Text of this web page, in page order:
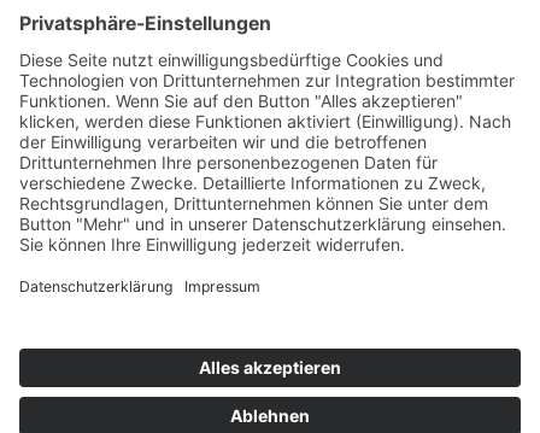
Geschäftsmodelle
›Vorstandswechsel Westenergie: Böddeling übernimmt
befristet
›Wasserstoff-Hochlauf: Dialog, Infrastruktur und
konkrete Schritte
›Solaranlage Regenbogenfarben: FC St. Pauli und
LichtBlick installieren erste weltweite Anlage
Jetzt an der STUDIE360 teilnehmen
Wir möchten Transparenz mit einheitlichen Kriterien
kostenlose Teilnahme wichtig. Die Ergebnisse werden
umgehend nach Teilnahme und Auswertung auf
unserer Webseite zur Verfügung gestellt.